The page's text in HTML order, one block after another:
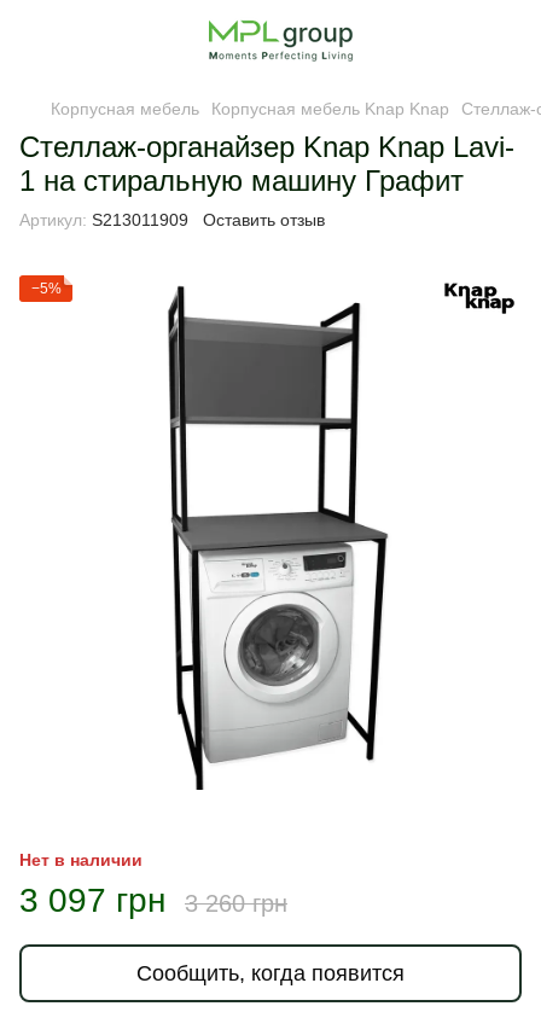
Корпусная мебель Корпусная мебель Knap Knap Стеллаж-
Стеллаж-органайзер Knap Knap Lavi-
1 на стиральную машину Графит
Артикул: S213011909 Оставить отзыв
−5%
Нет в наличии
3 097 грн 3 260 грн
Сообщить, когда появится